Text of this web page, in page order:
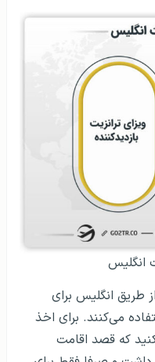
انگلیس
طریق انگلیس برای
می‌کنند. برای اخذ
که قصد اقامت